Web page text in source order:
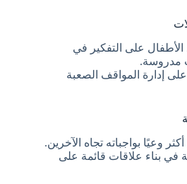
على التفكير في
مدروسة.
إدارة المواقف الصعبة
وعيًا بواجباته تجاه الآخرين.
في بناء علاقات قائمة على